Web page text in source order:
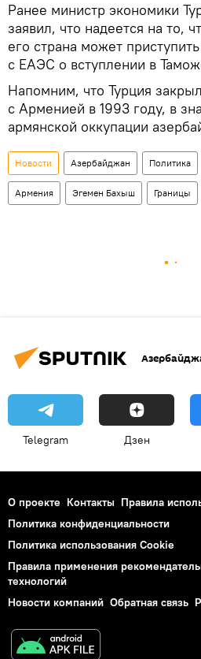
Ранее министр экономики
заявил, что надеется на то,
его страна может
с ЕАЭС о вступлении в
Напомним, что Турция
с Арменией в 1993 году, в
армянской оккупации
Новости Азербайджан Политика
Армения Эгемен Бахыш Границы
Telegram Дзен
О проекте Контакты Правила
Политика конфиденциальности
Политика использования Cookie
Правила применения
технологий
Новости компаний Обратная связь